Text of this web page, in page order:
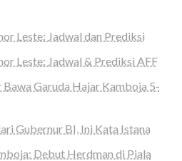
Leste: Jadwal dan Prediksi
Leste: Jadwal & Prediksi AFF
Garuda Hajar Kamboja 5-
Gubernur BI, Ini Kata Istana
Debut Herdman di Piala